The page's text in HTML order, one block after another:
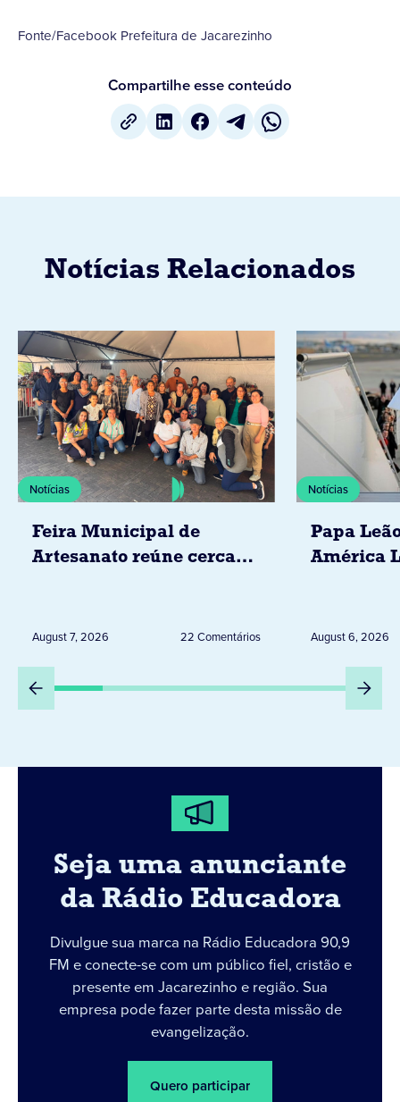
Fonte/Facebook Prefeitura de Jacarezinho
Compartilhe esse conteúdo
Notícias Relacionados
Notícias
Feira Municipal de
Artesanato reúne cerca
August 7, 2026 22 Comentários
Notícias
Papa
América
Peru
August 6, 2026
Seja uma anunciante
da Rádio Educadora
Divulgue sua marca na Rádio Educadora 90,9
FM e conecte-se com um público fiel, cristão e
presente em Jacarezinho e região. Sua
empresa pode fazer parte desta missão de
evangelização.
Quero participar